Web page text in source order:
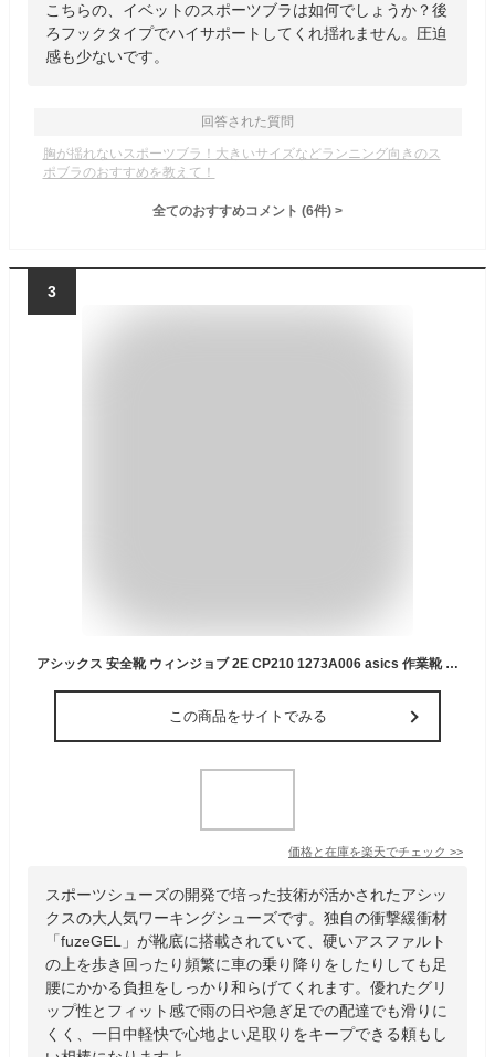
こちらの、イベットのスポーツブラは如何でしょうか？後
ろフックタイプでハイサポートしてくれ揺れません。圧迫
感も少ないです。
回答された質問
胸が揺れないスポーツブラ！大きいサイズなどランニング向きのス
ポブラのおすすめを教えて！
全てのおすすめコメント (6件) >
3
アシックス 安全靴 ウィンジョブ 2E CP210 1273A006 asics 作業靴 レディース メンズ 21.5cm-30cm
この商品をサイトでみる
価格と在庫を楽天でチェック >>
スポーツシューズの開発で培った技術が活かされたアシッ
クスの大人気ワーキングシューズです。独自の衝撃緩衝材
「fuzeGEL」が靴底に搭載されていて、硬いアスファルト
の上を歩き回ったり頻繁に車の乗り降りをしたりしても足
腰にかかる負担をしっかり和らげてくれます。優れたグリ
ップ性とフィット感で雨の日や急ぎ足での配達でも滑りに
くく、一日中軽快で心地よい足取りをキープできる頼もし